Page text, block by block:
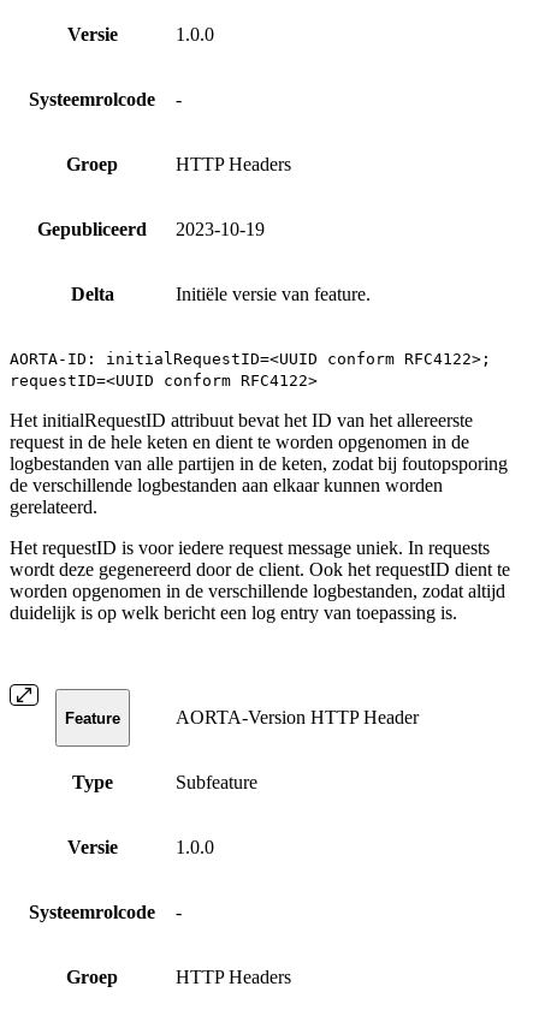
Versie 1.0.0
Systeemrolcode -
Groep HTTP Headers
Gepubliceerd 2023-10-19
Delta Initiële versie van feature.
AORTA-ID: initialRequestID=<UUID conform RFC4122>;
requestID=<UUID conform RFC4122>
Het initialRequestID attribuut bevat het ID van het allereerste
request in de hele keten en dient te worden opgenomen in de
logbestanden van alle partijen in de keten, zodat bij foutopsporing
de verschillende logbestanden aan elkaar kunnen worden
gerelateerd.
Het requestID is voor iedere request message uniek. In requests
wordt deze gegenereerd door de client. Ook het requestID dient te
worden opgenomen in de verschillende logbestanden, zodat altijd
duidelijk is op welk bericht een log entry van toepassing is.
Feature AORTA-Version HTTP Header
Type Subfeature
Versie 1.0.0
Systeemrolcode -
Groep HTTP Headers